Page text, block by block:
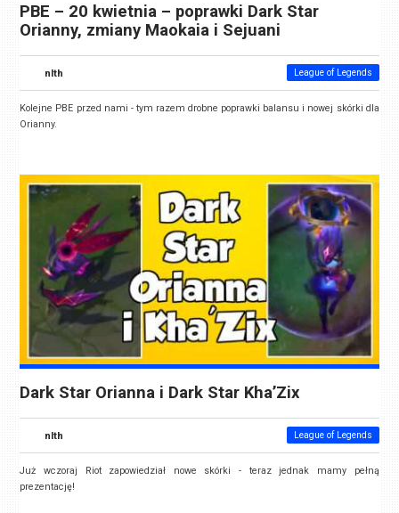
PBE – 20 kwietnia – poprawki Dark Star
Orianny, zmiany Maokaia i Sejuani
nlth League of Legends
Kolejne PBE przed nami - tym razem drobne poprawki balansu i nowej skórki dla
Orianny.
Dark Star Orianna i Dark Star Kha’Zix
nlth League of Legends
Już wczoraj Riot zapowiedział nowe skórki - teraz jednak mamy pełną
prezentację!